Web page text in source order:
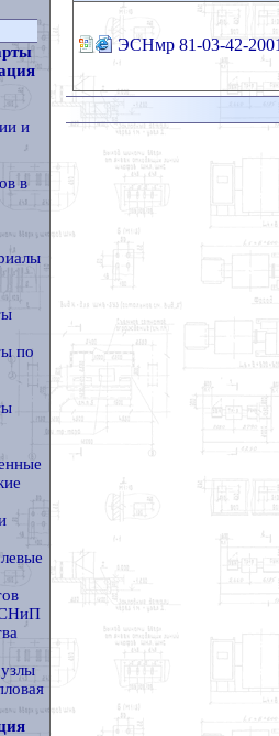
и
в
по
СНиП
ЭСНмр 81-03-42-